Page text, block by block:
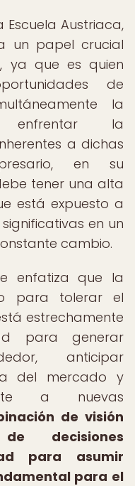
Austriaca,
un papel crucial
ya que es quien
de
la
enfrentar la
a dichas
en su
tener una alta
está expuesto a
en un
cambio.
enfatiza que la
para tolerar el
estrechamente
para generar
anticipar
del mercado y
a nuevas
de visión
decisiones
para asumir
para el